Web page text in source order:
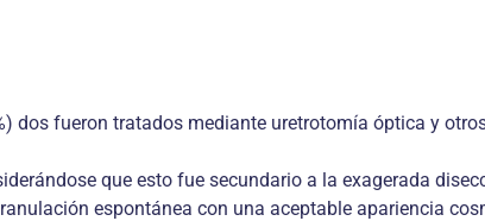
dos fueron tratados mediante uretrotomía óptica y
que esto fue secundario a la exagerada
espontánea con una aceptable apariencia